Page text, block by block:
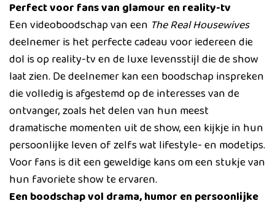
Perfect voor fans van glamour en reality-tv
Een videoboodschap van een The Real Housewives
deelnemer is het perfecte cadeau voor iedereen die
dol is op reality-tv en de luxe levensstijl die de show
laat zien. De deelnemer kan een boodschap inspreken
die volledig is afgestemd op de interesses van de
ontvanger, zoals het delen van hun meest
dramatische momenten uit de show, een kijkje in hun
persoonlijke leven of zelfs wat lifestyle- en modetips.
Voor fans is dit een geweldige kans om een stukje van
hun favoriete show te ervaren.
Een boodschap vol drama, humor en persoonlijke